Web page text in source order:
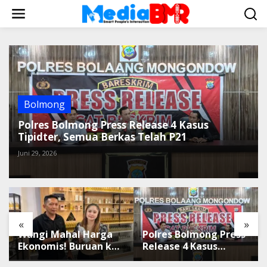
w
Bolmong
Polres Bolmong Press Release 4 Kasus
Tipidter, Semua Berkas Telah P21
Juni 29, 2026
« »
Wangi Mahal Harga
Ekonomis! Buruan ke
Winda Mandiri
Polres Bolmong Press
Release 4 Kasus
Tipidter, Semua